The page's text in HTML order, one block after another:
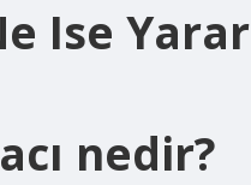
Ise Yarar
nedir?